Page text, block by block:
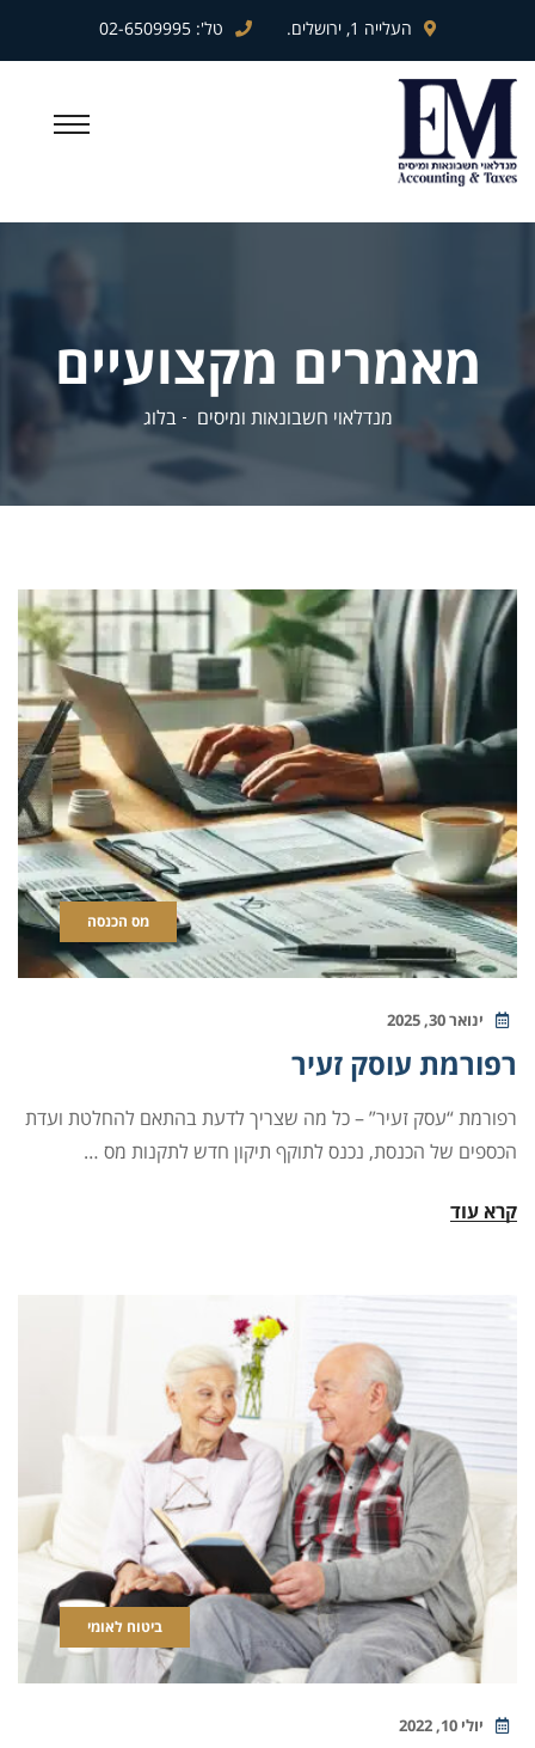
העלייה 1, ירושלים. טל':02-6509995
מאמרים מקצועיים
מנדלאוי חשבונאות ומיסים בלוג
מס הכנסה
ינואר 30, 2025
רפורמת עוסק זעיר
רפורמת “עסק זעיר” – כל מה שצריך לדעת בהתאם להחלטת ועדת
הכספים של הכנסת, נכנס לתוקף תיקון חדש לתקנות מס …
קרא עוד
ביטוח לאומי
יולי 10, 2022